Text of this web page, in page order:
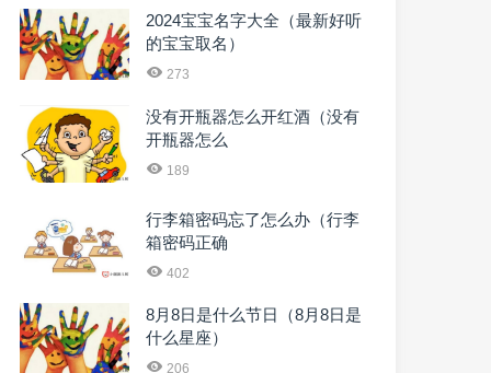
2024宝宝名字大全（最新好听
的宝宝取名）
273
没有开瓶器怎么开红酒（没有
开瓶器怎么
189
行李箱密码忘了怎么办（行李
箱密码正确
402
8月8日是什么节日（8月8日是
什么星座）
206